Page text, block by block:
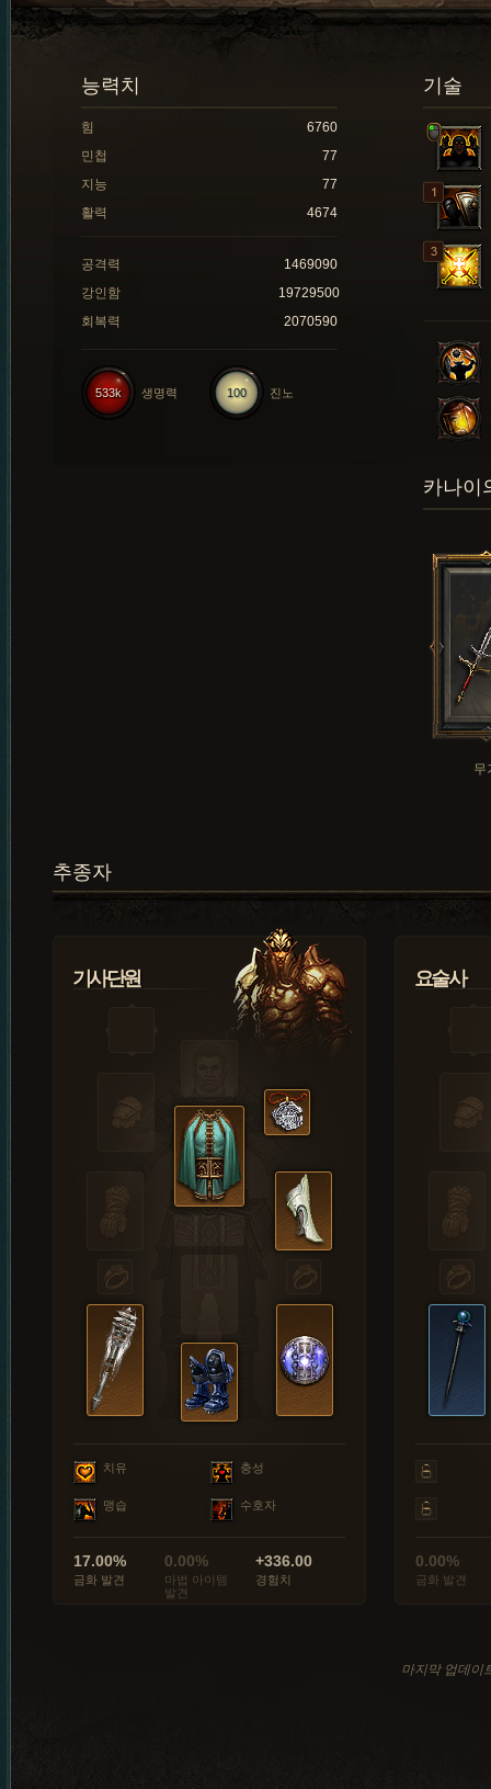
기술
능력치
힘
6760
민첩
77
지능
77
활력
4674
공격력
1469090
강인함
19729500
회복력
2070590
100 진노
533k 생명력
카나이
무
추종자
기사단원
치유 충성
맹습 수호자
17.00%
금화 발견
0.00%
마법 아이템
발견
+336.00
경험치
요술사
0.00%
금화 발견
마지막 업데이